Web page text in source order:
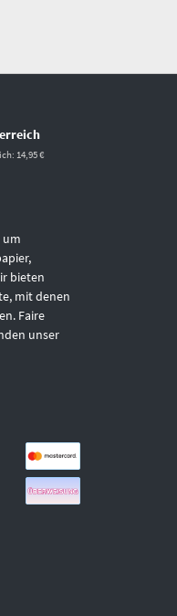
14,95 €
um
bieten
mit denen
Faire
unser